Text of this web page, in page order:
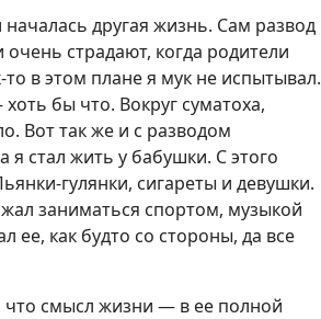
другая жизнь. Сам развод
страдают, когда родители
в этом плане я мук не испытывал.
бы что. Вокруг суматоха,
Вот так же и с разводом
стал жить у бабушки. С этого
гулянки, сигареты и девушки.
заниматься спортом, музыкой
как будто со стороны, да все
что смысл жизни — в ее полной